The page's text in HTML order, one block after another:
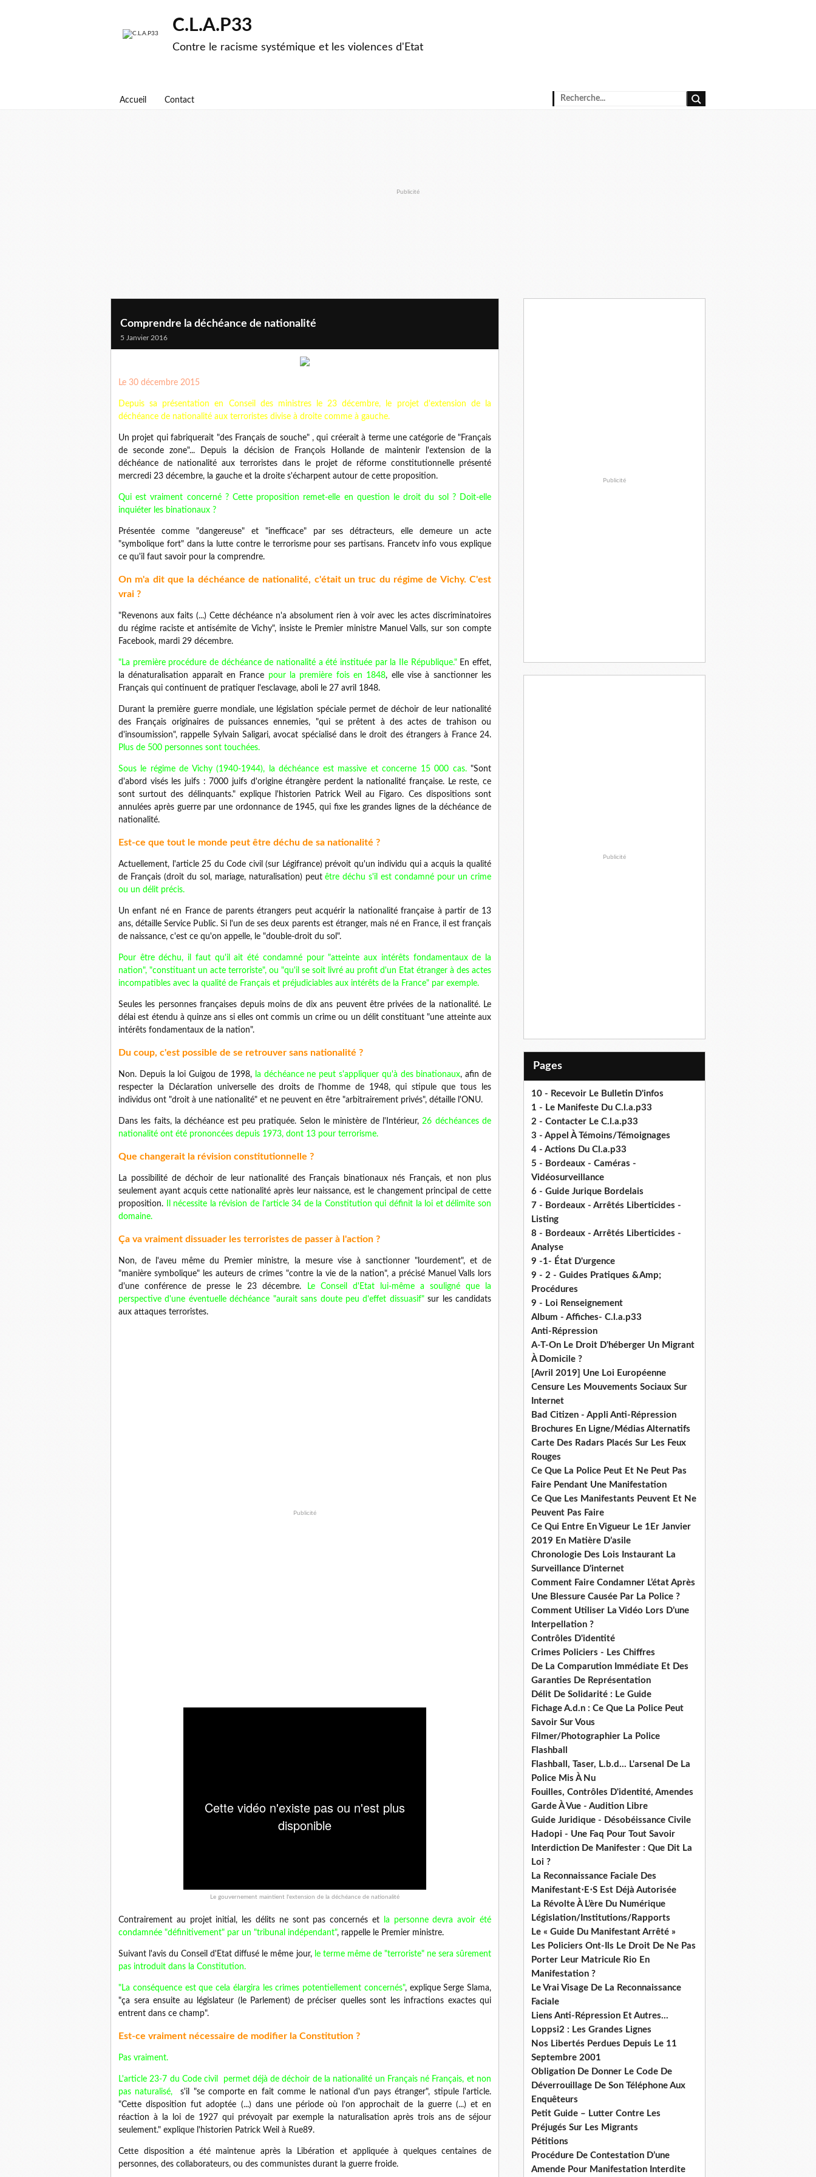
C.L.A.P33
Contre le racisme systémique et les violences d'Etat
Accueil Contact
Publicité
Comprendre la déchéance de nationalité
5 Janvier 2016
Le 30 décembre 2015
Depuis sa présentation en Conseil des ministres le 23 décembre, le projet d'extension de la
déchéance de nationalité aux terroristes divise à droite comme à gauche.
Un projet qui fabriquerait "des Français de souche" , qui créerait à terme une catégorie de "Français
de seconde zone"... Depuis la décision de François Hollande de maintenir l'extension de la
déchéance de nationalité aux terroristes dans le projet de réforme constitutionnelle présenté
mercredi 23 décembre, la gauche et la droite s'écharpent autour de cette proposition.
Qui est vraiment concerné ? Cette proposition remet-elle en question le droit du sol ? Doit-elle
inquiéter les binationaux ?
Présentée comme "dangereuse" et "inefficace" par ses détracteurs, elle demeure un acte
"symbolique fort" dans la lutte contre le terrorisme pour ses partisans. Francetv info vous explique
ce qu'il faut savoir pour la comprendre.
On m'a dit que la déchéance de nationalité, c'était un truc du régime de Vichy. C'est
vrai ?
"Revenons aux faits (...) Cette déchéance n'a absolument rien à voir avec les actes discriminatoires
du régime raciste et antisémite de Vichy", insiste le Premier ministre Manuel Valls, sur son compte
Facebook, mardi 29 décembre.
"La première procédure de déchéance de nationalité a été instituée par la IIe République."En effet,
la dénaturalisation apparaît en France pour la première fois en 1848, elle vise à sanctionner les
Français qui continuent de pratiquer l'esclavage, aboli le 27 avril 1848.
Durant la première guerre mondiale, une législation spéciale permet de déchoir de leur nationalité
des Français originaires de puissances ennemies, "qui se prêtent à des actes de trahison ou
d'insoumission", rappelle Sylvain Saligari, avocat spécialisé dans le droit des étrangers à France 24.
Plus de 500 personnes sont touchées.
Sous le régime de Vichy (1940-1944), la déchéance est massive et concerne 15 000 cas."Sont
d'abord visés les juifs : 7000 juifs d'origine étrangère perdent la nationalité française. Le reste, ce
sont surtout des délinquants." explique l'historien Patrick Weil au Figaro. Ces dispositions sont
annulées après guerre par une ordonnance de 1945, qui fixe les grandes lignes de la déchéance de
nationalité.
Est-ce que tout le monde peut être déchu de sa nationalité ?
Actuellement, l'article 25 du Code civil (sur Légifrance) prévoit qu'un individu qui a acquis la qualité
de Français (droit du sol, mariage, naturalisation) peutêtre déchu s'il est condamné pour un crime
ou un délit précis.
Un enfant né en France de parents étrangers peut acquérir la nationalité française à partir de 13
ans, détaille Service Public. Si l'un de ses deux parents est étranger, mais né en France, il est français
de naissance, c'est ce qu'on appelle, le "double-droit du sol".
Pour être déchu, il faut qu'il ait été condamné pour "atteinte aux intérêts fondamentaux de la
nation", "constituant un acte terroriste", ou "qu'il se soit livré au profit d'un Etat étranger à des actes
incompatibles avec la qualité de Français et préjudiciables aux intérêts de la France" par exemple.
Seules les personnes françaises depuis moins de dix ans peuvent être privées de la nationalité. Le
délai est étendu à quinze ans si elles ont commis un crime ou un délit constituant "une atteinte aux
intérêts fondamentaux de la nation".
Du coup, c'est possible de se retrouver sans nationalité ?
Non. Depuis la loi Guigou de 1998, la déchéance ne peut s'appliquer qu'à des binationaux, afin de
respecter la Déclaration universelle des droits de l'homme de 1948, qui stipule que tous les
individus ont "droit à une nationalité" et ne peuvent en être "arbitrairement privés", détaille l'ONU.
Dans les faits, la déchéance est peu pratiquée. Selon le ministère de l'Intérieur,26 déchéances de
nationalité ont été prononcées depuis 1973, dont 13 pour terrorisme.
Que changerait la révision constitutionnelle ?
La possibilité de déchoir de leur nationalité des Français binationaux nés Français, et non plus
seulement ayant acquis cette nationalité après leur naissance, est le changement principal de cette
proposition.
Il nécessite la révision de l'article 34 de la Constitution qui définit la loi et délimite son
domaine.
Ça va vraiment dissuader les terroristes de passer à l'action ?
Non, de l'aveu même du Premier ministre, la mesure vise à sanctionner "lourdement", et de
"manière symbolique" les auteurs de crimes "contre la vie de la nation", a précisé Manuel Valls lors
d'une conférence de presse le 23 décembre.
Le Conseil d'Etat lui-même a souligné que la
perspective d'une éventuelle déchéance "aurait sans doute peu d'effet dissuasif"sur les candidats
aux attaques terroristes.
Publicité
Le gouvernement maintient l'extension de la déchéance de nationalité
Contrairement au projet initial, les délits ne sont pas concernés et
la personne devra avoir été
condamnée "définitivement" par un "tribunal indépendant", rappelle le Premier ministre.
Suivant l'avis du Conseil d'Etat diffusé le même jour, le terme même de "terroriste" ne sera sûrement
pas introduit dans la Constitution.
"La conséquence est que cela élargira les crimes potentiellement concernés", explique Serge Slama,
"ça sera ensuite au législateur (le Parlement) de préciser quelles sont les infractions exactes qui
entrent dans ce champ".
Est-ce vraiment nécessaire de modifier la Constitution ?
Pas vraiment.
L'article 23-7 du Code civil permet déjà de déchoir de la nationalité un Français né Français, et non
pas naturalisé, s'il "se comporte en fait comme le national d'un pays étranger", stipule l'article.
"Cette disposition fut adoptée (...) dans une période où l’on approchait de la guerre (...) et en
réaction à la loi de 1927 qui prévoyait par exemple la naturalisation après trois ans de séjour
seulement." explique l'historien Patrick Weil à Rue89.
Cette disposition a été maintenue après la Libération et appliquée à quelques centaines de
personnes, des collaborateurs, ou des communistes durant la guerre froide.
Publicité
Publicité
Pages
10 - Recevoir Le Bulletin D'infos
1 - Le Manifeste Du C.l.a.p33
2 - Contacter Le C.l.a.p33
3 - Appel À Témoins/Témoignages
4 - Actions Du Cl.a.p33
5 - Bordeaux - Caméras -
Vidéosurveillance
6 - Guide Jurique Bordelais
7 - Bordeaux - Arrêtés Liberticides -
Listing
8 - Bordeaux - Arrêtés Liberticides -
Analyse
9 -1- État D'urgence
9 - 2 - Guides Pratiques &Amp;
Procédures
9 - Loi Renseignement
Album - Affiches- C.l.a.p33
Anti-Répression
A-T-On Le Droit D'héberger Un Migrant
À Domicile ?
[Avril 2019] Une Loi Européenne
Censure Les Mouvements Sociaux Sur
Internet
Bad Citizen - Appli Anti-Répression
Brochures En Ligne/Médias Alternatifs
Carte Des Radars Placés Sur Les Feux
Rouges
Ce Que La Police Peut Et Ne Peut Pas
Faire Pendant Une Manifestation
Ce Que Les Manifestants Peuvent Et Ne
Peuvent Pas Faire
Ce Qui Entre En Vigueur Le 1Er Janvier
2019 En Matière D’asile
Chronologie Des Lois Instaurant La
Surveillance D'internet
Comment Faire Condamner L’état Après
Une Blessure Causée Par La Police ?
Comment Utiliser La Vidéo Lors D’une
Interpellation ?
Contrôles D'identité
Crimes Policiers - Les Chiffres
De La Comparution Immédiate Et Des
Garanties De Représentation
Délit De Solidarité : Le Guide
Fichage A.d.n : Ce Que La Police Peut
Savoir Sur Vous
Filmer/Photographier La Police
Flashball
Flashball, Taser, L.b.d... L'arsenal De La
Police Mis À Nu
Fouilles, Contrôles D'identité, Amendes
Garde À Vue - Audition Libre
Guide Juridique - Désobéissance Civile
Hadopi - Une Faq Pour Tout Savoir
Interdiction De Manifester : Que Dit La
Loi ?
La Reconnaissance Faciale Des
Manifestant⋅E⋅S Est Déjà Autorisée
La Révolte À L’ère Du Numérique
Législation/Institutions/Rapports
Le « Guide Du Manifestant Arrêté »
Les Policiers Ont-Ils Le Droit De Ne Pas
Porter Leur Matricule Rio En
Manifestation ?
Le Vrai Visage De La Reconnaissance
Faciale
Liens Anti-Répression Et Autres...
Loppsi2 : Les Grandes Lignes
Nos Libertés Perdues Depuis Le 11
Septembre 2001
Obligation De Donner Le Code De
Déverrouillage De Son Téléphone Aux
Enquêteurs
Petit Guide – Lutter Contre Les
Préjugés Sur Les Migrants
Pétitions
Procédure De Contestation D’une
Amende Pour Manifestation Interdite